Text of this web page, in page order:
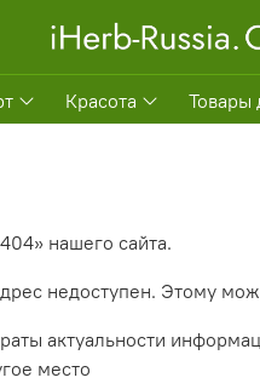
Красота Товары
нашего сайта.
недоступен. Этому
актуальности
место